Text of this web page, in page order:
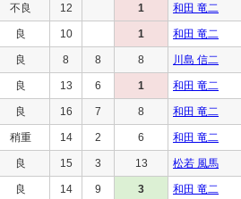
不良 12 1 和田 竜二
良 10 1 和田 竜二
良 8 8 8 川島 信二
良 13 6 1 和田 竜二
良 16 7 8 和田 竜二
稍重 14 2 6 和田 竜二
良 15 3 13 松若 風馬
良 14 9 3 和田 竜二